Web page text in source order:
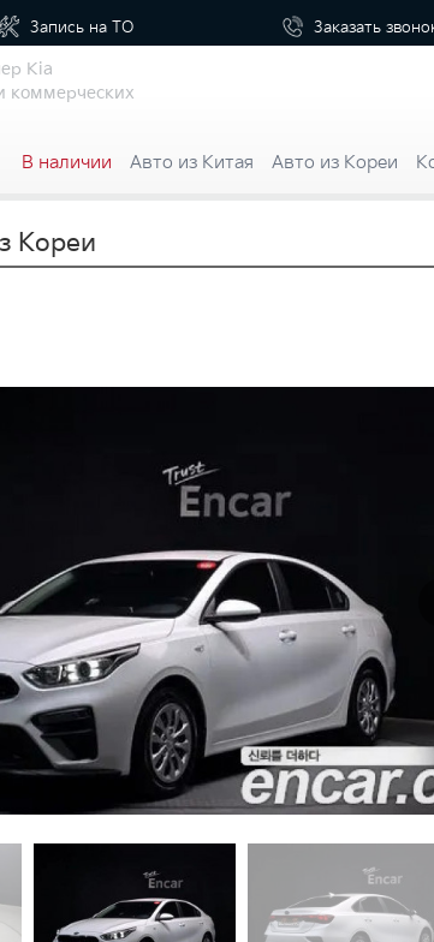
Запись на ТО Заказать
Kia
коммерческих
В наличии Авто из Китая Авто из Кореи
Кореи